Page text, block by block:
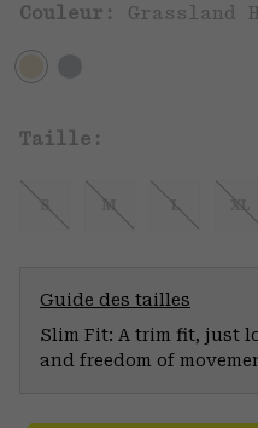
Couleur: Grassland
Taille:
S M L XL
Guide des tailles
Slim Fit: A trim fit, just
and freedom of